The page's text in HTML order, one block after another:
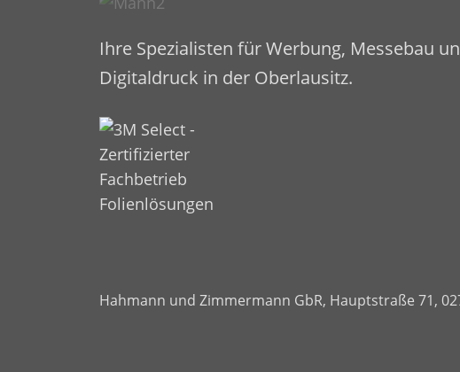
Ihre Spezialisten für Werbung, Messebau
Digitaldruck in der Oberlausitz.
Hahmann und Zimmermann GbR, Hauptstraße 71,